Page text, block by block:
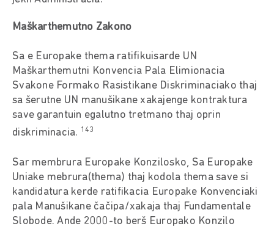
Maškarthemutno Zakono
Sa e Europake thema ratifikuisarde UN
Maškarthemutni Konvencia Pala Elimionacia
Svakone Formako Rasistikane Diskriminaciako thaj
sa šerutne UN manušikane xakajenge kontraktura
save garantuin egalutno tretmano thaj oprin
diskriminacia. 143
Sar membrura Europake Konzilosko, Sa Europake
Uniake mebrura(thema) thaj kodola thema save si
kandidatura kerde ratifikacia Europake Konvenciaki
pala Manušikane čačipa/xakaja thaj Fundamentale
Slobode. Ande 2000-to berš Europako Konzilo